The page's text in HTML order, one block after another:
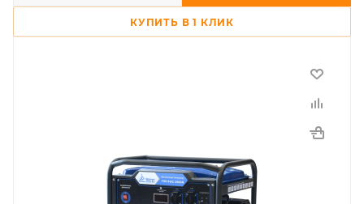
КУПИТЬ В 1 КЛИК